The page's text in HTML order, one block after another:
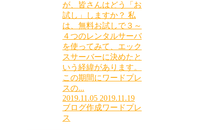
が、皆さんはどう「お
試し」しますか？ 私
は、無料お試しで３～
４つのレンタルサーバ
を使ってみて、エック
スサーバーに決めたと
いう経緯があります。
この期間にワードプレ
スの...
2019.11.05 2019.11.19
ブログ作成ワードプレ
ス